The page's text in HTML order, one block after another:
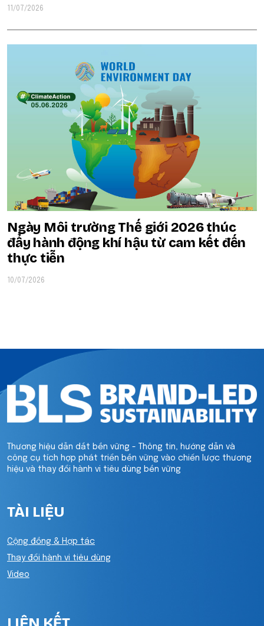
11/07/2026
Ngày Môi trường Thế giới 2026 thúc
đẩy hành động khí hậu từ cam kết đến
thực tiễn
10/07/2026
Thương hiệu dẫn dắt bền vững - Thông tin, hướng dẫn và
công cụ tích hợp phát triển bền vững vào chiến lược thương
hiệu và thay đổi hành vi tiêu dùng bền vững
TÀI LIỆU
Cộng đồng & Hợp tác
Thay đổi hành vi tiêu dùng
Video